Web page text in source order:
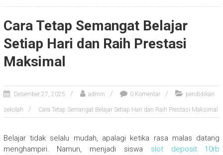
Cara Tetap Semangat Belajar
Setiap Hari dan Raih Prestasi
Maksimal
Desember 27, 2025 admin 0 Komentar pendidikan
sekolah Cara Tetap Semangat Belajar Setiap Hari dan Raih Prestasi Maksimal
Belajar tidak selalu mudah, apalagi ketika rasa malas datang
menghampiri. Namun, menjadi siswa slot deposit 10rb